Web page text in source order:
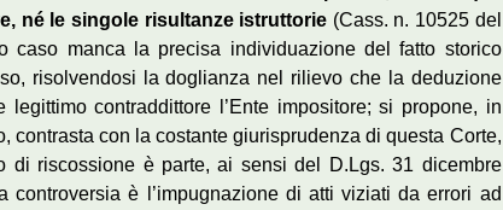
né le singole risultanze istruttorie (Cass. n. 10525 del
caso manca la precisa individuazione del fatto storico
risolvendosi la doglianza nel rilievo che la deduzione
contraddittore l’Ente impositore; si propone, in
contrasta con la costante giurisprudenza di questa Corte,
di riscossione è parte, ai sensi del D.Lgs. 31 dicembre
controversia è l’impugnazione di atti viziati da errori ad